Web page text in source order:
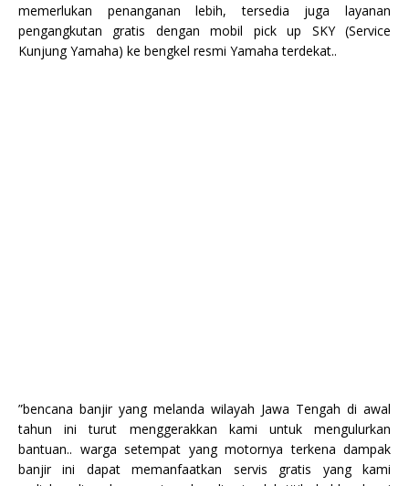
memerlukan penanganan lebih, tersedia juga layanan
pengangkutan gratis dengan mobil pick up SKY (Service
Kunjung Yamaha) ke bengkel resmi Yamaha terdekat..
”bencana banjir yang melanda wilayah Jawa Tengah di awal
tahun ini turut menggerakkan kami untuk mengulurkan
bantuan.. warga setempat yang motornya terkena dampak
banjir ini dapat memanfaatkan servis gratis yang kami